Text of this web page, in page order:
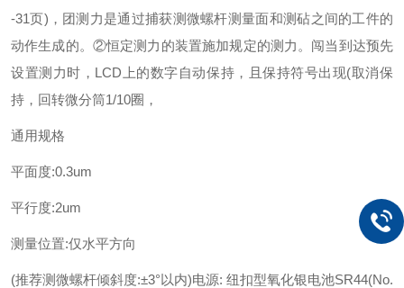
-31页)， 团测力是通过捕获测微螺杆测量面和测砧之间的工件的
动作生成的。②恒定测力的装置施加规定的测力。闯当到达预先
设置测力时，LCD上的数字自动保持，且保持符号出现(取消保
持，回转微分筒1/10圈，
通用规格
平面度:0.3um
平行度:2um
测量位置:仅水平方向
(推荐测微螺杆倾斜度:±3°以内)电源: 纽扣型氧化银电池SR44(No.